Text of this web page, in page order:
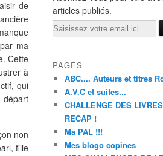
de
ma
Cette
à
qui
départ
non
fille
articles publiés.
Email
PAGES
ABC.... Auteurs et titres
A.V.C et suites...
CHALLENGE DES
RECAP !
Ma PAL !!!
Mes blogo copines